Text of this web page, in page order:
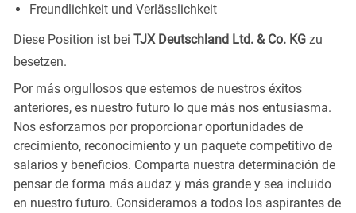
Freundlichkeit und Verlässlichkeit
Diese Position ist bei TJX Deutschland Ltd. & Co. KG zu
besetzen.
Por más orgullosos que estemos de nuestros éxitos
anteriores, es nuestro futuro lo que más nos entusiasma.
Nos esforzamos por proporcionar oportunidades de
crecimiento, reconocimiento y un paquete competitivo de
salarios y beneficios. Comparta nuestra determinación de
pensar de forma más audaz y más grande y sea incluido
en nuestro futuro. Consideramos a todos los aspirantes de